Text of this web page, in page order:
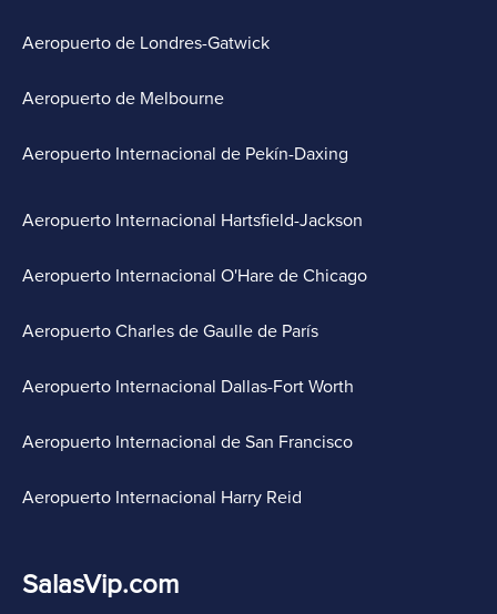
Aeropuerto de Londres-Gatwick
Aeropuerto de Melbourne
Aeropuerto Internacional de Pekín-Daxing
Aeropuerto Internacional Hartsfield-Jackson
Aeropuerto Internacional O'Hare de Chicago
Aeropuerto Charles de Gaulle de París
Aeropuerto Internacional Dallas-Fort Worth
Aeropuerto Internacional de San Francisco
Aeropuerto Internacional Harry Reid
SalasVip.com